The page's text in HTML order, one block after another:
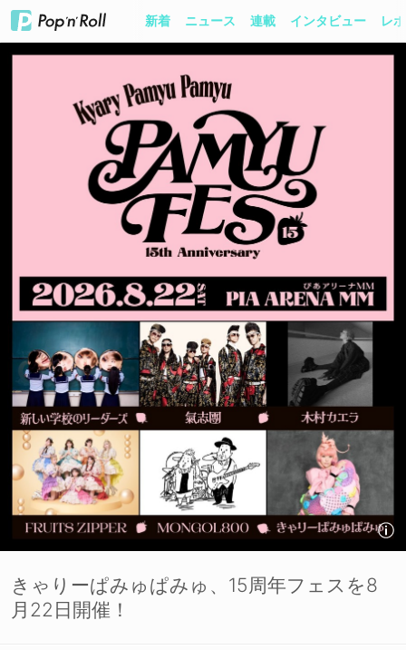
新着 ニュース 連載 インタビュー レ
きゃりーぱみゅぱみゅ、15周年フェスを8
月22日開催！